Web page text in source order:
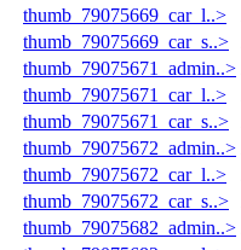
thumb_79075669_car_l..>
thumb_79075669_car_s..>
thumb_79075671_admin..>
thumb_79075671_car_l..>
thumb_79075671_car_s..>
thumb_79075672_admin..>
thumb_79075672_car_l..>
thumb_79075672_car_s..>
thumb_79075682_admin..>